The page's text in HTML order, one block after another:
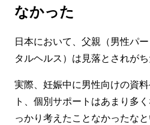
なかった
日本において、父親（男性パ
タルヘルス）は見落とされがち
実際、妊娠中に男性向けの資
ト、個別サポートはあまり多
っかり考えたことなかったな